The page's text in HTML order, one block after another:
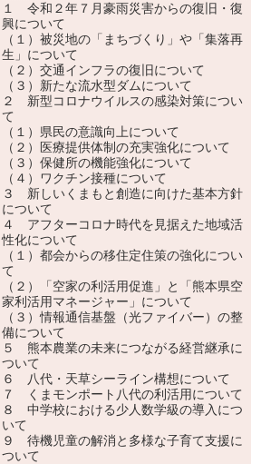
１ 令和２年７月豪雨災害からの復旧・復
興について
（１）被災地の「まちづくり」や「集落再
生」について
（２）交通インフラの復旧について
（３）新たな流水型ダムについて
２ 新型コロナウイルスの感染対策につい
て
（１）県民の意識向上について
（２）医療提供体制の充実強化について
（３）保健所の機能強化について
（４）ワクチン接種について
３ 新しいくまもと創造に向けた基本方針
について
４ アフターコロナ時代を見据えた地域活
性化について
（１）都会からの移住定住策の強化につい
て
（２）「空家の利活用促進」と「熊本県空
家利活用マネージャー」について
（３）情報通信基盤（光ファイバー）の整
備について
５ 熊本農業の未来につながる経営継承に
ついて
６ 八代・天草シーライン構想について
７ くまモンポート八代の利活用について
８ 中学校における少人数学級の導入につ
いて
９ 待機児童の解消と多様な子育て支援に
ついて